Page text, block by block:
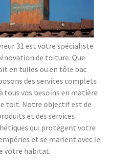
31 est votre spécialiste
de toiture. Que
en tuiles ou en tôle bac
des services complets
tous vos besoins en matière
toit. Notre objectif est de
et des services
qui protègent votre
et se marient avec le
votre habitat.